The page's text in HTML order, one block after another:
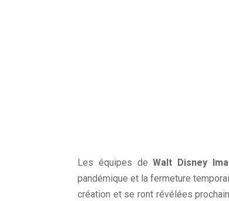
Les équipes deWalt Disney
pandémique et la fermeture
création et se ront révélées